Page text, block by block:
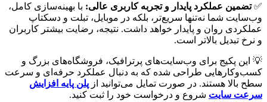
✅تضمین عملکرد پایدار و تجربه کاربری عالی: با بهینه‌سازی کامل،
وب‌سایت شما نه‌تنها سریع‌تر، بلکه در موبایل، تبلت و دسکتاپ
عملکردی روان و پایدار خواهد داشت. نتیجه، رضایت بیشتر کاربران
و نرخ تبدیل بالاتر است.
💡 این پکیج برای وب‌سایت‌های پرترافیک، فروشگاه‌های بزرگ و
کسب‌وکارهایی طراحی شده که به دنبال عملکرد حرفه‌ای و سرعت
سطح بالا هستند. در صورت تمایل می‌توانید از پلن پایه افزایش
سرعت سایت شروع و درخواست خود را ثبت کنید.